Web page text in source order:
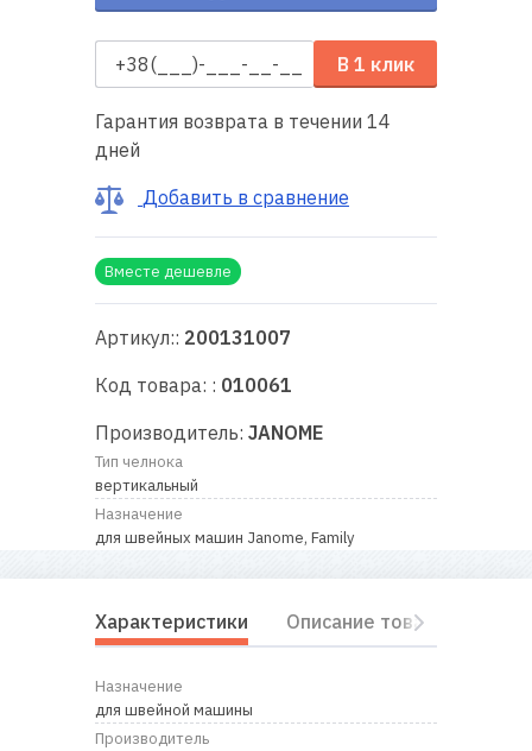
Полезные
советы
нас
В 1 клик
Гарантия возврата в течении 14
дней
Добавить в сравнение
Вместе дешевле
Артикул:: 200131007
Код товара: : 010061
Производитель: JANOME
Тип челнока
вертикальный
Назначение
для швейных машин Janome, Family
Характеристики Описание товара
Назначение
для швейной машины
Производитель